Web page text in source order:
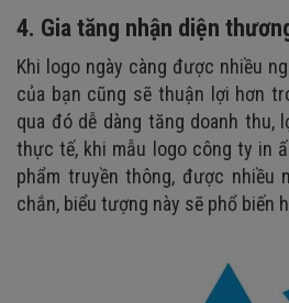
4. Gia tăng nhận diện
Khi logo ngày càng được nhiều
của bạn cũng sẽ thuận lợi hơn
qua đó dễ dàng tăng doanh thu,
thực tế, khi mẫu logo công ty in
phẩm truyền thông, được nhiều
chắn, biểu tượng này sẽ phổ biến